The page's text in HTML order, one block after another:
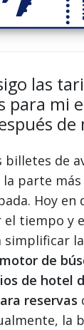
las
para mi
de
billetes de
la parte
Hoy en
el tiempo y
simplificar
motor de
de hotel
reservas
la